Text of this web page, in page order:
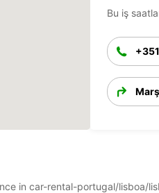
Bu iş
in car-rental-portugal/lisboa/